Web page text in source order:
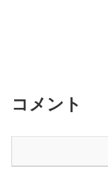
コメント